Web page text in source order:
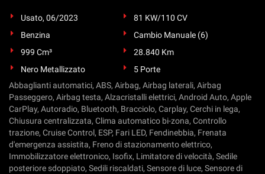
Usato, 06/2023
81 KW/110 CV
Benzina
Cambio Manuale (6)
999 Cm³
28.840 Km
Nero Metallizzato
5 Porte
Abbaglianti automatici, ABS, Airbag, Airbag laterali, Airbag
Passeggero, Airbag testa, Alzacristalli elettrici, Android Auto, Apple
CarPlay, Autoradio, Bluetooth, Bracciolo, Carplay, Cerchi in lega,
Chiusura centralizzata, Clima automatico bi-zona, Controllo
trazione, Cruise Control, ESP, Fari LED, Fendinebbia, Frenata
d'emergenza assistita, Freno di stazionamento elettrico,
Immobilizzatore elettronico, Isofix, Limitatore di velocità, Sedile
posteriore sdoppiato, Sedili riscaldati, Sensore di luce, Sensore di